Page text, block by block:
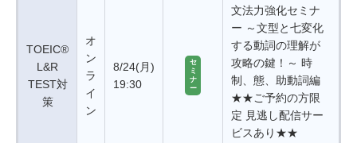
TOEIC®
L&R
TEST対
策
オ
ン
ラ
イ
ン
8/24(月)
19:30
セ
ミ
ナ
ー
文法力強化セミナ
ー ～文型と七変化
する動詞の理解が
攻略の鍵！～ 時
制、態、助動詞編
★★ご予約の方限
定 見逃し配信サー
ビスあり★★